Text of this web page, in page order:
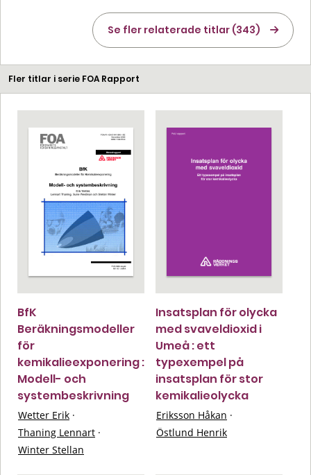
Se fler relaterade titlar (343)
Fler titlar i serie FOA Rapport
BfK
Beräkningsmodeller
för
kemikalieexponering :
Modell- och
systembeskrivning
Wetter Erik ·
Thaning Lennart ·
Winter Stellan
Insatsplan för olycka
med svaveldioxid i
Umeå : ett
typexempel på
insatsplan för stor
kemikalieolycka
Eriksson Håkan ·
Östlund Henrik